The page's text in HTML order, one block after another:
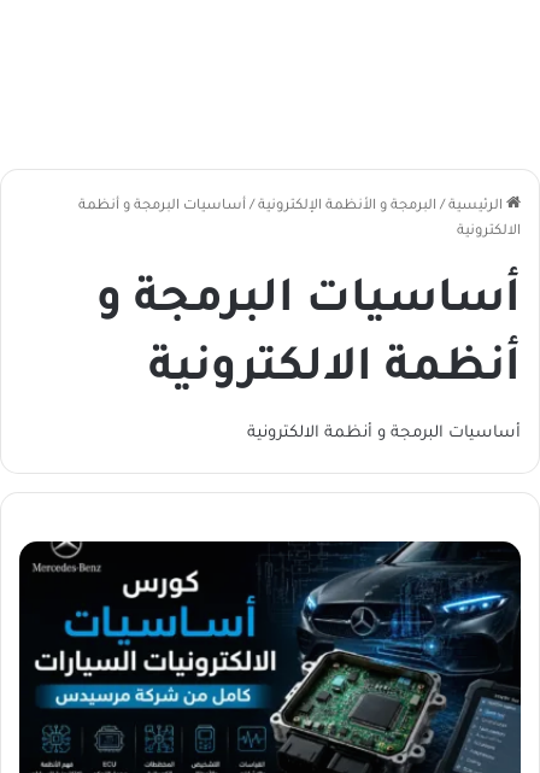
الرئيسية / البرمجة و الأنظمة الإلكترونية / أساسيات البرمجة و أنظمة
الالكترونية
أساسيات البرمجة و
أنظمة الالكترونية
أساسيات البرمجة و أنظمة الالكترونية